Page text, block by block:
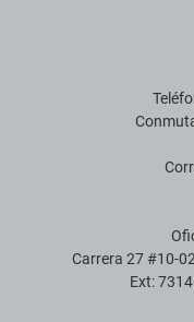
Carrera 27 #10-
Ext: